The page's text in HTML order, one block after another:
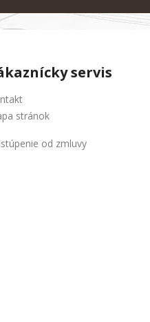
servis
stránok
od zmluvy